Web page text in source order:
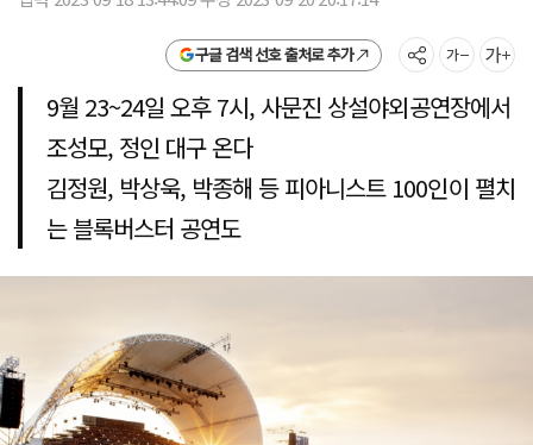
구글 검색 선호 출처로 추가
9월 23~24일 오후 7시, 사문진 상설야외공연장에서
조성모, 정인 대구 온다
김정원, 박상욱, 박종해 등 피아니스트 100인이 펼치
는 블록버스터 공연도